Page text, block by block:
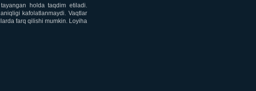
holda taqdim etiladi.
kafolatlanmaydi. Vaqtlar
farq qilishi mumkin. Loyiha